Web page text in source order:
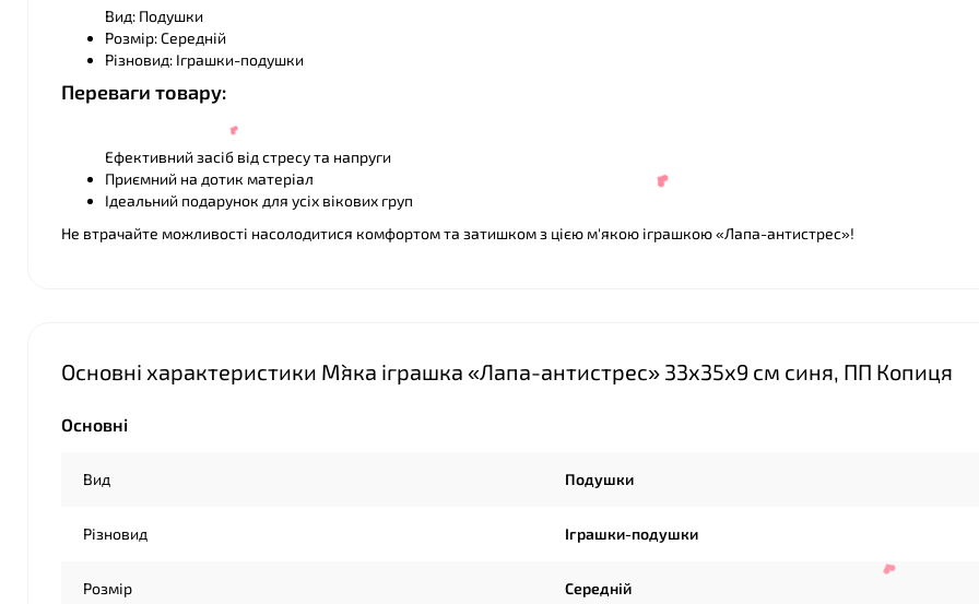
Вид: Подушки
Розмір: Середній
Різновид: Іграшки-подушки
Переваги товару:
Ефективний засіб від стресу та напруги
Приємний на дотик матеріал
Ідеальний подарунок для усіх вікових груп
Не втрачайте можливості насолодитися комфортом та затишком з цією м'якою іграшкою «Лапа-антистрес»!
Основні характеристики М`яка іграшка «Лапа-антистрес» 33х35х9 см синя, ПП Копиця
Основні
Вид Подушки
Різновид Іграшки-подушки
Розмір Середній